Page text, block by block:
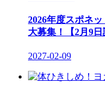
2026年度スポネ
大募集！【2月9日
2027-02-09